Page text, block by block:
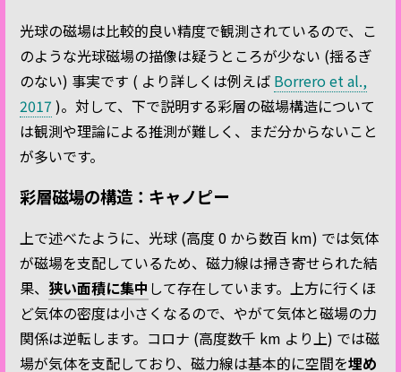
光球の磁場は比較的良い精度で観測されているので、こ
のような光球磁場の描像は疑うところが少ない (揺るぎ
のない) 事実です ( より詳しくは例えば Borrero et al.,
2017 )。対して、下で説明する彩層の磁場構造について
は観測や理論による推測が難しく、まだ分からないこと
が多いです。
彩層磁場の構造：キャノピー
上で述べたように、光球 (高度 0 から数百 km) では気体
が磁場を支配しているため、磁力線は掃き寄せられた結
果、 狭い面積に集中 して存在しています。上方に行くほ
ど気体の密度は小さくなるので、やがて気体と磁場の力
関係は逆転します。コロナ (高度数千 km より上) では磁
場が気体を支配しており、磁力線は基本的に空間を埋め